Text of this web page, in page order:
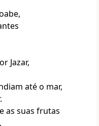
Jazar,
até o mar,
as suas frutas